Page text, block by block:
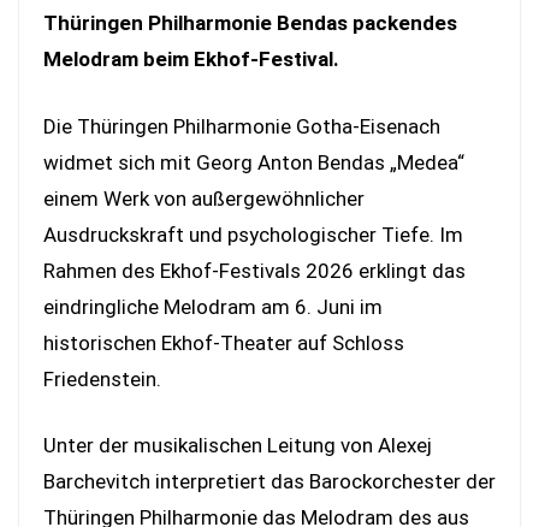
Thüringen Philharmonie Bendas packendes
Melodram beim Ekhof-Festival.
Die Thüringen Philharmonie Gotha-Eisenach
widmet sich mit Georg Anton Bendas „Medea“
einem Werk von außergewöhnlicher
Ausdruckskraft und psychologischer Tiefe. Im
Rahmen des Ekhof-Festivals 2026 erklingt das
eindringliche Melodram am 6. Juni im
historischen Ekhof-Theater auf Schloss
Friedenstein.
Unter der musikalischen Leitung von Alexej
Barchevitch interpretiert das Barockorchester der
Thüringen Philharmonie das Melodram des aus